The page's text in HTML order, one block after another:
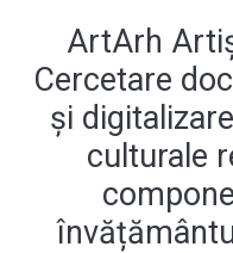
ArtArh
Cercetare
și
culturale